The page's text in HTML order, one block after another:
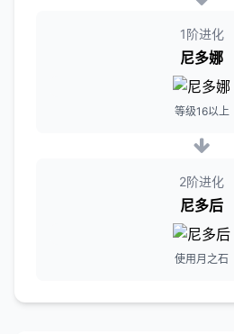
1阶进化
尼多娜
等级16以上
2阶进化
尼多后
使用月之石